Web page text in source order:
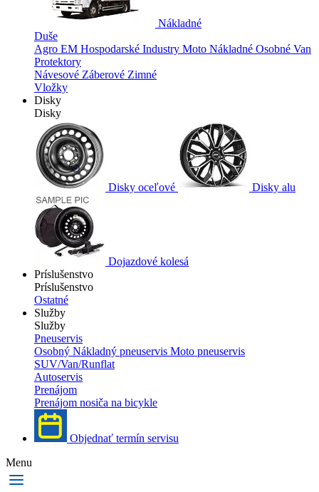
Nákladné
Duše
Agro EM Hospodarské Industry Moto Nákladné Osobné Van
Protektory
Návesové Záberové Zimné
Vložky
Disky
Disky
Disky oceľové Disky alu
Dojazdové kolesá
Príslušenstvo
Príslušenstvo
Ostatné
Služby
Služby
Pneuservis
Osobný Nákladný pneuservis Moto pneuservis
SUV/Van/Runflat
Autoservis
Prenájom
Prenájom nosiča na bicykle
Objednať termín servisu
Menu